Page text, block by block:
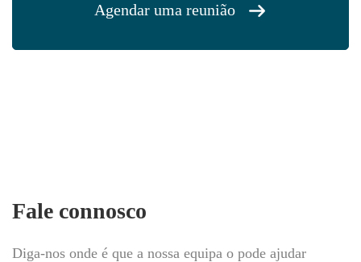
Agendar uma reunião
Fale connosco
Diga-nos onde é que a nossa equipa o pode ajudar